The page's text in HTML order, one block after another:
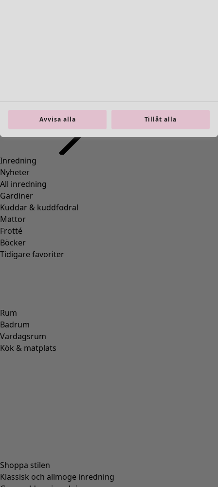
Inredning
Nyheter
All inredning
Gardiner
Kuddar & kuddfodral
Mattor
Frotté
Böcker
Tidigare favoriter
Rum
Badrum
Vardagsrum
Kök & matplats
Shoppa stilen
Klassisk och allmoge inredning
Avvisa alla Tillåt alla